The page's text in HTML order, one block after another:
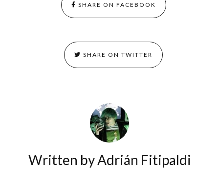
SHARE ON FACEBOOK
SHARE ON TWITTER
Written byAdrián Fitipaldi